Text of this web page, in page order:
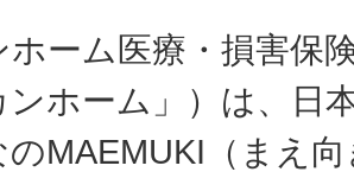
ーム医療・損害保
ンホーム」）は、日
のMAEMUKI（まえ